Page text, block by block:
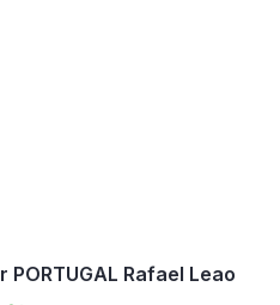
PORTUGAL Rafael Leao